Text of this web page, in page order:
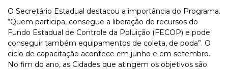
O Secretário Estadual destacou a importância do Programa.
“Quem participa, consegue a liberação de recursos do
Fundo Estadual de Controle da Poluição (FECOP) e pode
conseguir também equipamentos de coleta, de poda”. O
ciclo de capacitação acontece em junho e em setembro.
No fim do ano, as Cidades que atingem os objetivos são